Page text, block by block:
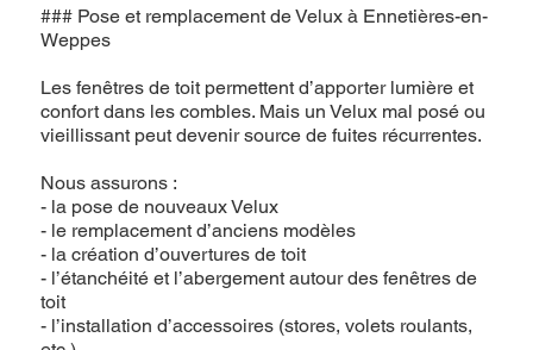
### Pose et remplacement de Velux à Ennetières-en-
Weppes
Les fenêtres de toit permettent d’apporter lumière et
confort dans les combles. Mais un Velux mal posé ou
vieillissant peut devenir source de fuites récurrentes.
Nous assurons :
- la pose de nouveaux Velux
- le remplacement d’anciens modèles
- la création d’ouvertures de toit
- l’étanchéité et l’abergement autour des fenêtres de
toit
- l’installation d’accessoires (stores, volets roulants,